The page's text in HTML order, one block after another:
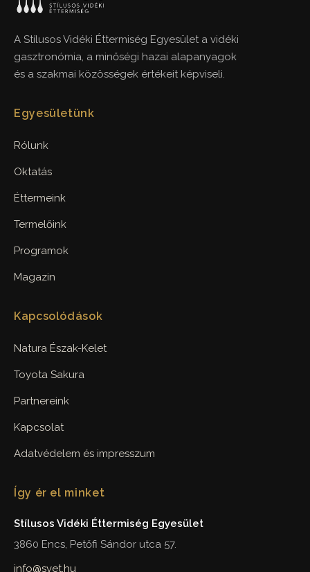
A Stílusos Vidéki Éttermiség Egyesület a vidéki
gasztronómia, a minőségi hazai alapanyagok
és a szakmai közösségek értékeit képviseli.
Egyesületünk
Rólunk
Oktatás
Éttermeink
Termelőink
Programok
Magazin
Kapcsolódások
Natura Észak-Kelet
Toyota Sakura
Partnereink
Kapcsolat
Adatvédelem és impresszum
Így ér el minket
Stílusos Vidéki Éttermiség Egyesület
3860 Encs, Petőfi Sándor utca 57.
info@svet.hu